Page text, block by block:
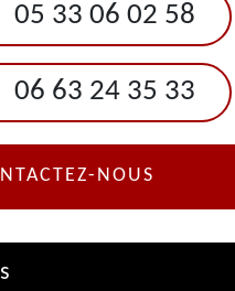
05 33 06 02 58
06 63 24 35 33
NOUS